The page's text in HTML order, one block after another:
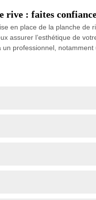
rive : faites
en place de la planche
assurer l’esthétique de
professionnel, notamment